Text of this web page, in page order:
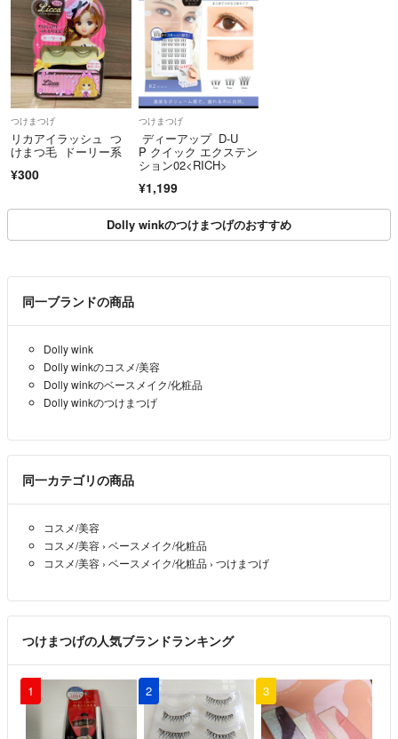
つけまつげ
リカアイラッシュ つ
けまつ毛 ドーリー系
¥300
つけまつげ
ディーアップ D-U
P クイック エクステン
ション02<RICH>
¥1,199
Dolly winkのつけまつげのおすすめ
同一ブランドの商品
Dolly wink
Dolly winkのコスメ/美容
Dolly winkのベースメイク/化粧品
Dolly winkのつけまつげ
同一カテゴリの商品
コスメ/美容
コスメ/美容 › ベースメイク/化粧品
コスメ/美容 › ベースメイク/化粧品 › つけまつげ
つけまつげの人気ブランドランキング
1 2 3